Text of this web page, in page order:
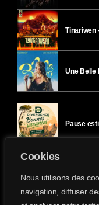
Cookies
Nous utilisons des
navigation, diffuser
Tinariwen
Une Belle
Pause